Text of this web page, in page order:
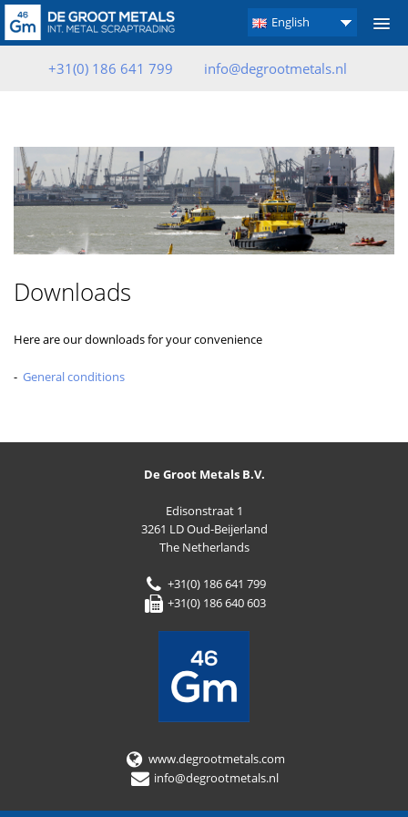
English
+31(0) 186 641 799 info@degrootmetals.nl
Downloads
Here are our downloads for your convenience
- General conditions
De Groot Metals B.V.
Edisonstraat 1
3261 LD Oud-Beijerland
The Netherlands
+31(0) 186 641 799
+31(0) 186 640 603
www.degrootmetals.com
info@degrootmetals.nl